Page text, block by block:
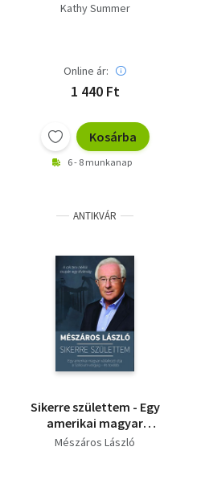
Kathy Summer
Online ár:
1 440 Ft
Kosárba
6 - 8 munkanap
ANTIKVÁR
Sikerre születtem - Egy
amerikai magyar
vállalkozó útja a
Mészáros László